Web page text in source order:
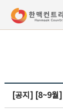
[공지] [8~9월